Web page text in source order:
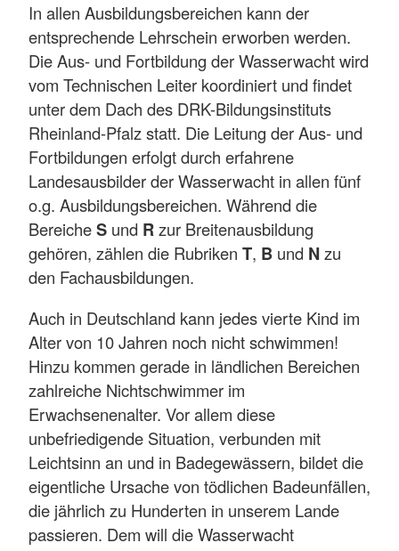
In allen Ausbildungsbereichen kann der
entsprechende Lehrschein erworben werden.
Die Aus- und Fortbildung der Wasserwacht wird
vom Technischen Leiter koordiniert und findet
unter dem Dach des DRK-Bildungsinstituts
Rheinland-Pfalz statt. Die Leitung der Aus- und
Fortbildungen erfolgt durch erfahrene
Landesausbilder der Wasserwacht in allen fünf
o.g. Ausbildungsbereichen. Während die
BereicheS und Rzur Breitenausbildung
gehören, zählen die Rubriken T, B und Nzu
den Fachausbildungen.
Auch in Deutschland kann jedes vierte Kind im
Alter von 10 Jahren noch nicht schwimmen!
Hinzu kommen gerade in ländlichen Bereichen
zahlreiche Nichtschwimmer im
Erwachsenenalter. Vor allem diese
unbefriedigende Situation, verbunden mit
Leichtsinn an und in Badegewässern, bildet die
eigentliche Ursache von tödlichen Badeunfällen,
die jährlich zu Hunderten in unserem Lande
passieren. Dem will die Wasserwacht